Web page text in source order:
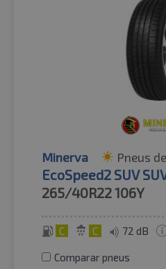
Minerva Pneus
EcoSpeed2 SUV
265/40R22106Y
C C 72 dB
Comparar pneus